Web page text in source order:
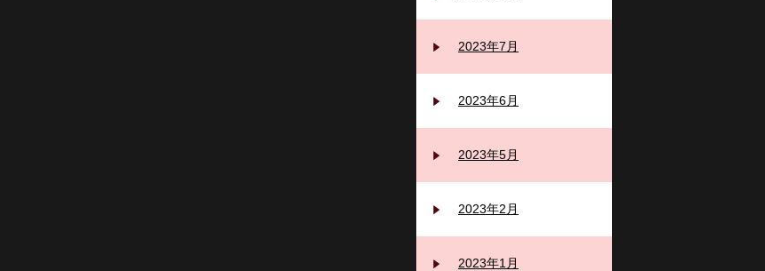
2023年7月
2023年6月
2023年5月
2023年2月
2023年1月